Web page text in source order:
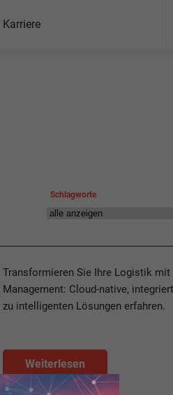
Karriere
Schlagworte
Transformieren Sie Ihre Logistik
Management: Cloud-native,
zu intelligenten Lösungen erfahren.
Weiterlesen